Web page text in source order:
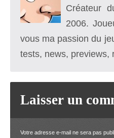
Créateur
2006.
vous ma passion du
tests, news, previews,
Laisser un
Votre adresse e-mail ne sera pas